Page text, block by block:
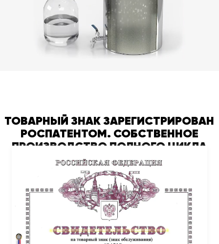
ТОВАРНЫЙ ЗНАК ЗАРЕГИСТРИРОВАН
РОСПАТЕНТОМ. СОБСТВЕННОЕ
ПРОИЗВОДСТВО ПОЛНОГО ЦИКЛА